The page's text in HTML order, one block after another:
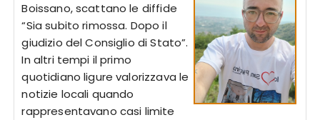
Boissano, scattano le diffide
“Sia subito rimossa. Dopo il
giudizio del Consiglio di Stato”.
In altri tempi il primo
quotidiano ligure valorizzava le
notizie locali quando
rappresentavano casi limite